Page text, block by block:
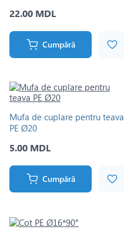
22.00 MDL
Cumpără
Mufa de cuplare pentru teava
PE Ø20
5.00 MDL
Cumpără